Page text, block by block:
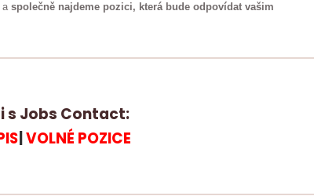
aspolečně najdeme pozici, která bude odpovídat vašim
s Jobs Contact:
|VOLNÉ POZICE